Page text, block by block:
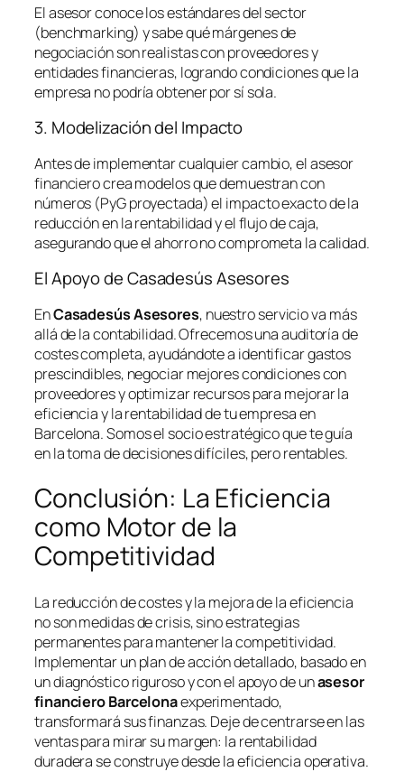
El asesor conoce los estándares del sector
(benchmarking) y sabe qué márgenes de
negociación son realistas con proveedores y
entidades financieras, logrando condiciones que la
empresa no podría obtener por sí sola.
3. Modelización del Impacto
Antes de implementar cualquier cambio, el asesor
financiero crea modelos que demuestran con
números (PyG proyectada) el impacto exacto de la
reducción en la rentabilidad y el flujo de caja,
asegurando que el ahorro no comprometa la calidad.
El Apoyo de Casadesús Asesores
EnCasadesús Asesores, nuestro servicio va más
allá de la contabilidad. Ofrecemos una auditoría de
costes completa, ayudándote a identificar gastos
prescindibles, negociar mejores condiciones con
proveedores y optimizar recursos para mejorar la
eficiencia y la rentabilidad de tu empresa en
Barcelona. Somos el socio estratégico que te guía
en la toma de decisiones difíciles, pero rentables.
Conclusión: La Eficiencia
como Motor de la
Competitividad
La reducción de costes y la mejora de la eficiencia
no son medidas de crisis, sino estrategias
permanentes para mantener la competitividad.
Implementar un plan de acción detallado, basado en
un diagnóstico riguroso y con el apoyo de unasesor
financiero Barcelonaexperimentado,
transformará sus finanzas. Deje de centrarse en las
ventas para mirar su margen: la rentabilidad
duradera se construye desde la eficiencia operativa.